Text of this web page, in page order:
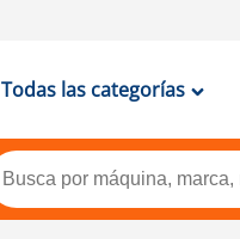
Todas las categorías